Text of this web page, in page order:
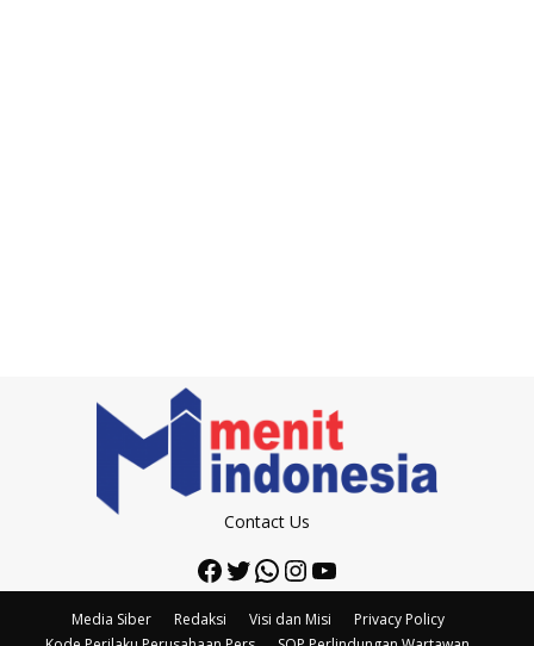
Contact Us
Facebook
Twitter
WhatsApp
Instagram
YouTube
Media Siber Redaksi Visi dan Misi
Privacy Policy